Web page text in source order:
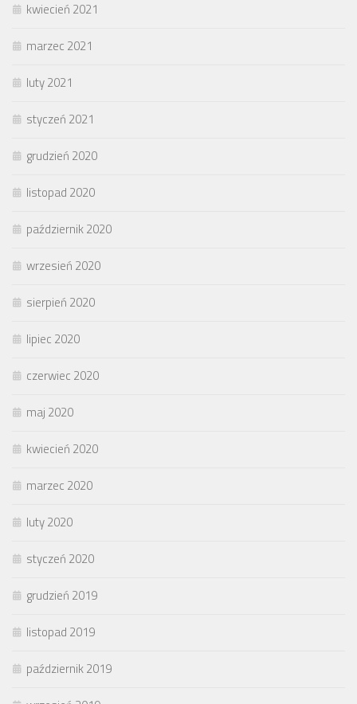
kwiecień 2021
marzec 2021
luty 2021
styczeń 2021
grudzień 2020
listopad 2020
październik 2020
wrzesień 2020
sierpień 2020
lipiec 2020
czerwiec 2020
maj 2020
kwiecień 2020
marzec 2020
luty 2020
styczeń 2020
grudzień 2019
listopad 2019
październik 2019